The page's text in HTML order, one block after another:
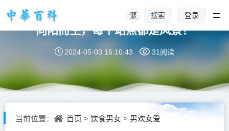
繁 搜索 登录
向阳而生，每个站点都是风景！
2024-05-03 16:10:43 31阅读
当前位置： 首页 > 饮食男女 > 男欢女爱